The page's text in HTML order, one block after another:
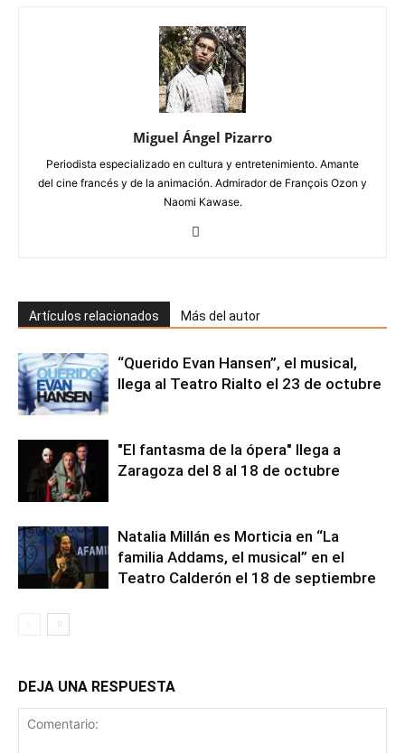
Miguel Ángel Pizarro
Periodista especializado en cultura y entretenimiento. Amante
del cine francés y de la animación. Admirador de François Ozon y
Naomi Kawase.
Artículos relacionados Más del autor
“Querido Evan Hansen”, el musical,
llega al Teatro Rialto el 23 de octubre
"El fantasma de la ópera" llega a
Zaragoza del 8 al 18 de octubre
Natalia Millán es Morticia en “La
familia Addams, el musical” en el
Teatro Calderón el 18 de septiembre
DEJA UNA RESPUESTA